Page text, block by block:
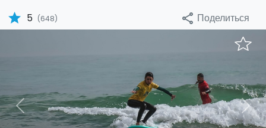
star 5 (648) share Поделиться
Previous Next